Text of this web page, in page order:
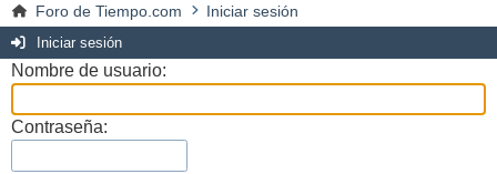
Foro de Tiempo.com Iniciar sesión
Iniciar sesión
Nombre de usuario:
Contraseña: